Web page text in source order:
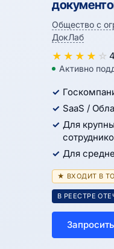
Общество с
ДокЛаб
★ ★ ★ ★ ☆
Активно
SaaS /
Для
Для
★ ВХОДИТ В
В РЕЕСТРЕ